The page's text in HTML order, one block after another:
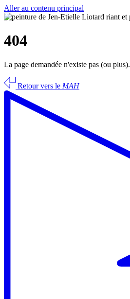
Aller au contenu principal
404
La page demandée n'existe pas (ou plus).
Retour vers le MAH